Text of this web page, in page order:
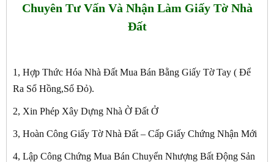
Chuyên Tư Vấn Và Nhận Làm Giấy Tờ Nhà
Đất
1, Hợp Thức Hóa Nhà Đất Mua Bán Bằng Giấy Tờ Tay ( Để
Ra Sổ Hồng,Sổ Đỏ).
2, Xin Phép Xây Dựng Nhà Ờ Đất Ở
3, Hoàn Công Giấy Tờ Nhà Đất – Cấp Giấy Chứng Nhận Mới
4, Lập Công Chứng Mua Bán Chuyển Nhượng Bất Động Sản